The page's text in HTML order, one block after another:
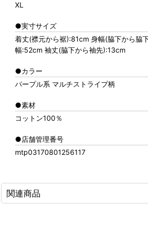
XL
●実寸サイズ
着丈(襟元から裾):81cm 身幅(脇下から脇
幅:52cm 袖丈(脇下から袖先):13cm
●カラー
パープル系 マルチストライプ柄
●素材
コットン100％
●店舗管理番号
mtp03170801256117
関連商品